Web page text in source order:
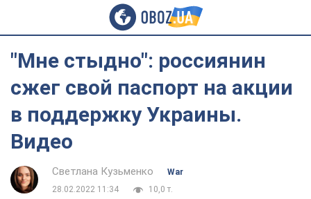
"Мне стыдно": россиянин
сжег свой паспорт на акции
в поддержку Украины.
Видео
Светлана Кузьменко
War
28.02.2022 11:34
10,0 т.